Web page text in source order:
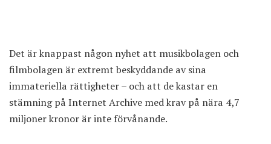
Det är knappast någon nyhet att musikbolagen och
filmbolagen är extremt beskyddande av sina
immateriella rättigheter – och att de kastar en
stämning på Internet Archive med krav på nära 4,7
miljoner kronor är inte förvånande.